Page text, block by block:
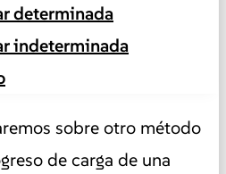
determinada
indeterminada
sobre otro método
de carga de una